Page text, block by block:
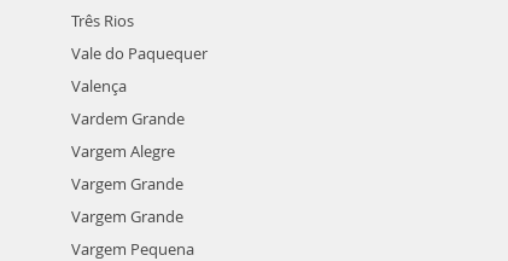
Três Rios
Vale do Paquequer
Valença
Vardem Grande
Vargem Alegre
Vargem Grande
Vargem Grande
Vargem Pequena